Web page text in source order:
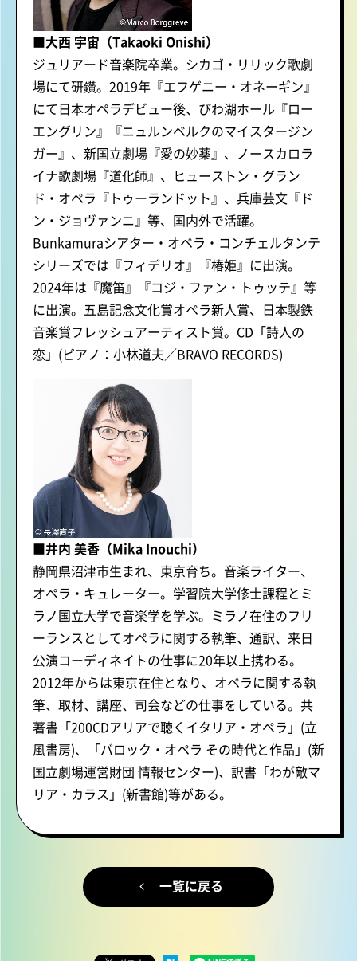
■大西 宇宙（Takaoki Onishi）
ジュリアード音楽院卒業。シカゴ・リリック歌劇
場にて研鑽。2019年『エフゲニー・オネーギン』
にて日本オペラデビュー後、びわ湖ホール『ロー
エングリン』『ニュルンベルクのマイスタージン
ガー』、新国立劇場『愛の妙薬』、ノースカロラ
イナ歌劇場『道化師』、ヒューストン・グラン
ド・オペラ『トゥーランドット』、兵庫芸文『ド
ン・ジョヴァンニ』等、国内外で活躍。
Bunkamuraシアター・オペラ・コンチェルタンテ
シリーズでは『フィデリオ』『椿姫』に出演。
2024年は『魔笛』『コジ・ファン・トゥッテ』等
に出演。五島記念文化賞オペラ新人賞、日本製鉄
音楽賞フレッシュアーティスト賞。CD「詩人の
恋」(ピアノ：小林道夫／BRAVO RECORDS)
■井内 美香（Mika Inouchi）
静岡県沼津市生まれ、東京育ち。音楽ライター、
オペラ・キュレーター。学習院大学修士課程とミ
ラノ国立大学で音楽学を学ぶ。ミラノ在住のフリ
ーランスとしてオペラに関する執筆、通訳、来日
公演コーディネイトの仕事に20年以上携わる。
2012年からは東京在住となり、オペラに関する執
筆、取材、講座、司会などの仕事をしている。共
著書「200CDアリアで聴くイタリア・オペラ」(立
風書房)、「バロック・オペラ その時代と作品」(新
国立劇場運営財団 情報センター)、訳書「わが敵マ
リア・カラス」(新書館)等がある。
一覧に戻る